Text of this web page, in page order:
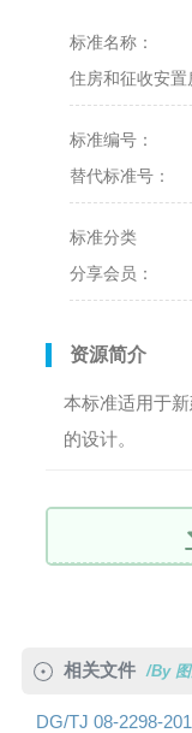
标准名称：
住房和征收安置
标准编号：
替代标准号：
标准分类
分享会员：
资源简介
本标准适用于
的设计。
相关文件 /By
DG/TJ 08-2298-